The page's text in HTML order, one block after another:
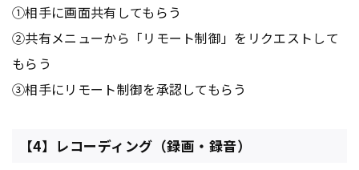
①相手に画面共有してもらう
②共有メニューから「リモート制御」をリクエストして
もらう
③相手にリモート制御を承認してもらう
【4】レコーディング（録画・録音）